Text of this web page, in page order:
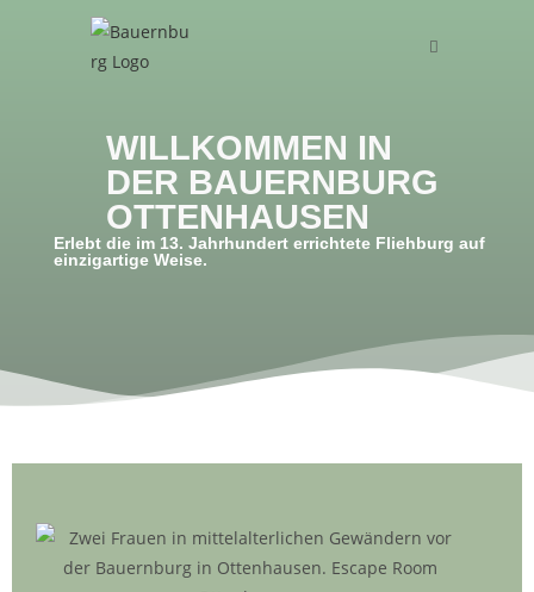
WILLKOMMEN IN
DER BAUERNBURG
OTTENHAUSEN
Erlebt die im 13. Jahrhundert errichtete Fliehburg auf
einzigartige Weise.